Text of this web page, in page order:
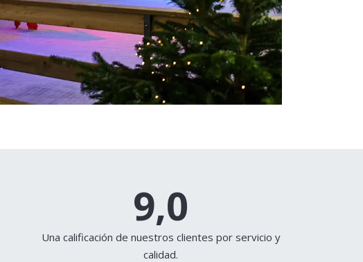
9,0
Una calificación de nuestros clientes por servicio y
calidad.